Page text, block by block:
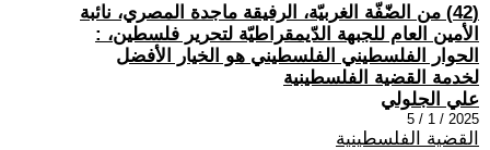
(42) من الضّفّة الغربيّة، الرفيقة ماجدة المصري، نائبة
الأمين العام للجبهة الدّيمقراطيّة لتحرير فلسطين، :
الحوار الفلسطيني الفلسطيني هو الخيار الأفضل
لخدمة القضية الفلسطينية
علي الجلولي
2025 / 1 / 5
القضية الفلسطينية